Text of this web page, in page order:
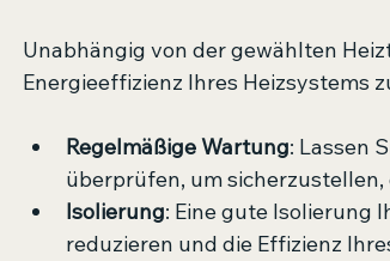
Unabhängig von der gewählten
Energieeffizienz Ihres Heizsystems
Regelmäßige Wartung: Lassen
überprüfen, um
Isolierung: Eine gute Isolierung
reduzieren und die Effizienz